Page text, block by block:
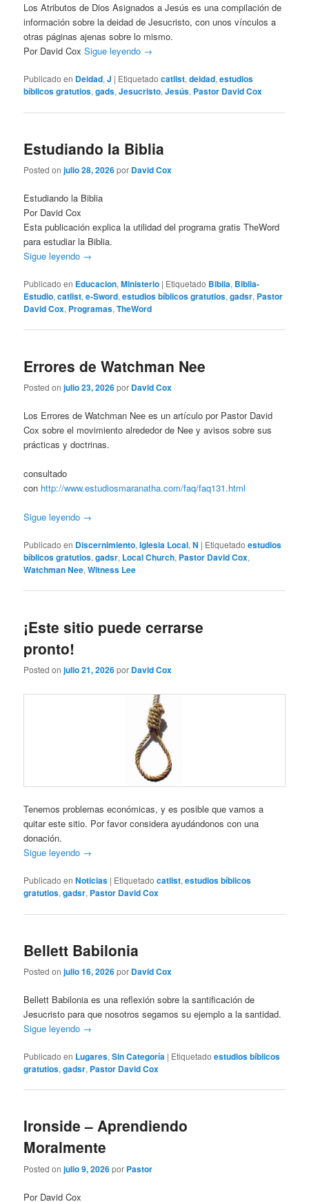
Los Atributos de Dios Asignados a Jesús es una compilación de
información sobre la deidad de Jesucristo, con unos vínculos a
otras páginas ajenas sobre lo mismo.
Por David CoxSigue leyendo →
Publicado en Deidad,J | Etiquetado catlist,deidad,estudios
bíblicos gratutios,gads,Jesucristo,Jesús, Pastor David Cox
Estudiando la Biblia
Posted onjulio 28, 2026por David Cox
Estudiando la Biblia
Por David Cox
Esta publicación explica la utilidad del programa gratis TheWord
para estudiar la Biblia.
Sigue leyendo →
Publicado en Educacion,Ministerio | Etiquetado Biblia, Biblia-
Estudio,catlist,e-Sword,estudios bíblicos gratutios,gadsr, Pastor
David Cox, Programas,TheWord
Errores de Watchman Nee
Posted onjulio 23, 2026por David Cox
Los Errores de Watchman Nee es un artículo por Pastor David
Cox sobre el movimiento alrededor de Nee y avisos sobre sus
prácticas y doctrinas.
consultado
con http://www.estudiosmaranatha.com/faq/faq131.html
Sigue leyendo →
Publicado en Discernimiento,Iglesia Local,N | Etiquetado estudios
bíblicos gratutios,gadsr, Local Church, Pastor David Cox,
Watchman Nee,Witness Lee
¡Este sitio puede cerrarse
pronto!
Posted onjulio 21, 2026por David Cox
Tenemos problemas económicas, y es posible que vamos a
quitar este sitio. Por favor considera ayudándonos con una
donación.
Sigue leyendo →
Publicado en Noticias | Etiquetado catlist,estudios bíblicos
gratutios,gadsr, Pastor David Cox
Bellett Babilonia
Posted onjulio 16, 2026por David Cox
Bellett Babilonia es una reflexión sobre la santificación de
Jesucristo para que nosotros segamos su ejemplo a la santidad.
Sigue leyendo →
Publicado en Lugares,Sin Categoría | Etiquetado estudios bíblicos
gratutios,gadsr, Pastor David Cox
Ironside – Aprendiendo
Moralmente
Posted onjulio 9, 2026por Pastor
Por David Cox